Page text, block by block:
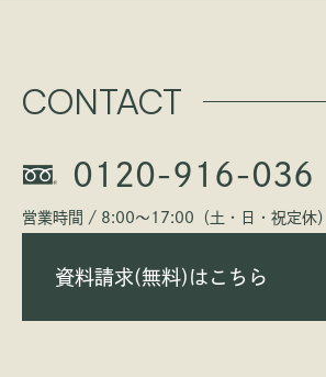
CONTACT
0120-916-036
営業時間 / 8:00〜17:00（土・日・祝定休）
資料請求(無料)はこちら